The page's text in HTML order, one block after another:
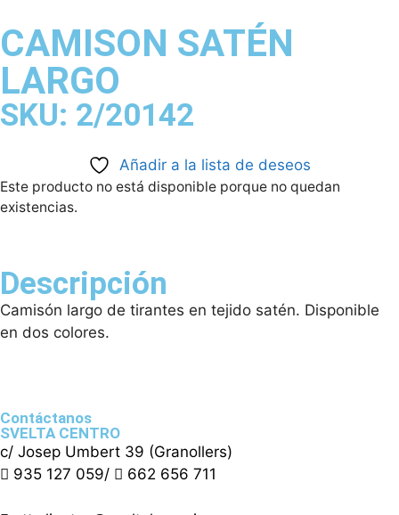
CAMISON SATÉN
LARGO
SKU: 2/20142
Añadir a la lista de deseos
Este producto no está disponible porque no quedan
existencias.
Descripción
Camisón largo de tirantes en tejido satén. Disponible
en dos colores.
Contáctanos
SVELTA CENTRO
c/ Josep Umbert 39 (Granollers)
935 127 059/ 662 656 711